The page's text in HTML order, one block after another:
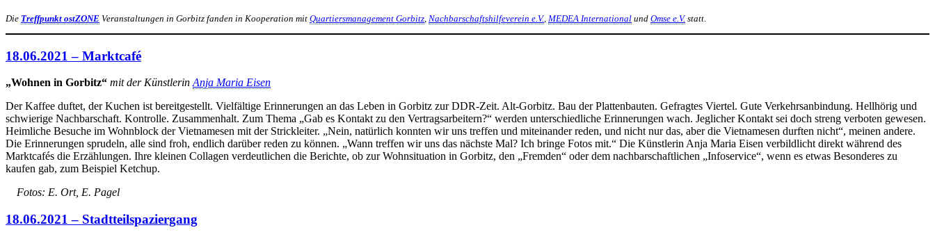
Die Treffpunkt ostZONE Veranstaltungen in Gorbitz fanden in Kooperation mit Quartiersmanagement Gorbitz Nachbarschaftshilfeverein e.V. MEDEA International und Omse e.V. statt.
18.06.2021 – Marktcafé
„Wohnen in Gorbitz“ mit der Künstlerin Anja Maria Eisen
Der Kaffee duftet, der Kuchen ist bereitgestellt. Vielfältige Erinnerungen an das Leben in Gorbitz zur DDR-Zeit. Alt-Gorbitz. Bau der Plattenbauten. Gefragtes Viertel. Gute Verkehrsanbindung. Hellhörig und
schwierige Nachbarschaft. Kontrolle. Zusammenhalt. Zum Thema „Gab es Kontakt zu den Vertragsarbeitern?“ werden unterschiedliche Erinnerungen wach. Jeglicher Kontakt sei doch streng verboten gewesen.
Heimliche Besuche im Wohnblock der Vietnamesen mit der Strickleiter. „Nein, natürlich konnten wir uns treffen und miteinander reden, und nicht nur das, aber die Vietnamesen durften nicht“, meinen andere.
Die Erinnerungen sprudeln, alle sind froh, endlich darüber reden zu können. „Wann treffen wir uns das nächste Mal? Ich bringe Fotos mit.“ Die Künstlerin Anja Maria Eisen verbildlicht direkt während des
Marktcafés die Erzählungen. Ihre kleinen Collagen verdeutlichen die Berichte, ob zur Wohnsituation in Gorbitz, den „Fremden“ oder dem nachbarschaftlichen „Infoservice“, wenn es etwas Besonderes zu
kaufen gab, zum Beispiel Ketchup.
Fotos: E. Ort, E. Pagel
18.06.2021 – Stadtteilspaziergang